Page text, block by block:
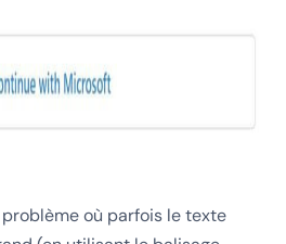
problème où parfois le texte